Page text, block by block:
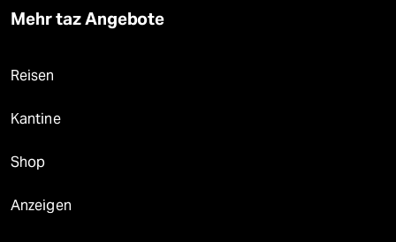
Mehr taz Angebote
Reisen
Kantine
Shop
Anzeigen